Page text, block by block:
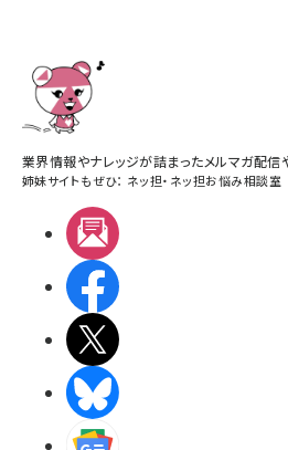
業界情報やナレッジが詰まったメルマガ配信
姉妹サイトもぜひ： ネッ担・ ネッ担お悩み相談室